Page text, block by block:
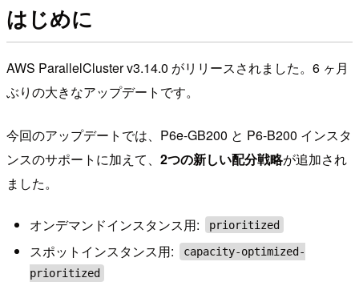
はじめに
AWS ParallelCluster v3.14.0 がリリースされました。6 ヶ月
ぶりの大きなアップデートです。
今回のアップデートでは、P6e-GB200 と P6-B200 インスタ
ンスのサポートに加えて、 2つの新しい配分戦略が追加され
ました。
オンデマンドインスタンス用: prioritized
スポットインスタンス用:
capacity-optimized-
prioritized